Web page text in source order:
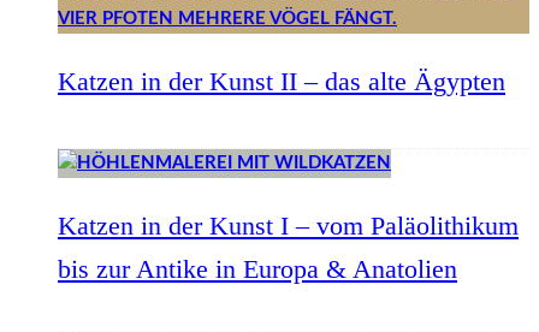
Katzen in der Kunst II – das alte Ägypten
Katzen in der Kunst I – vom Paläolithikum
bis zur Antike in Europa & Anatolien